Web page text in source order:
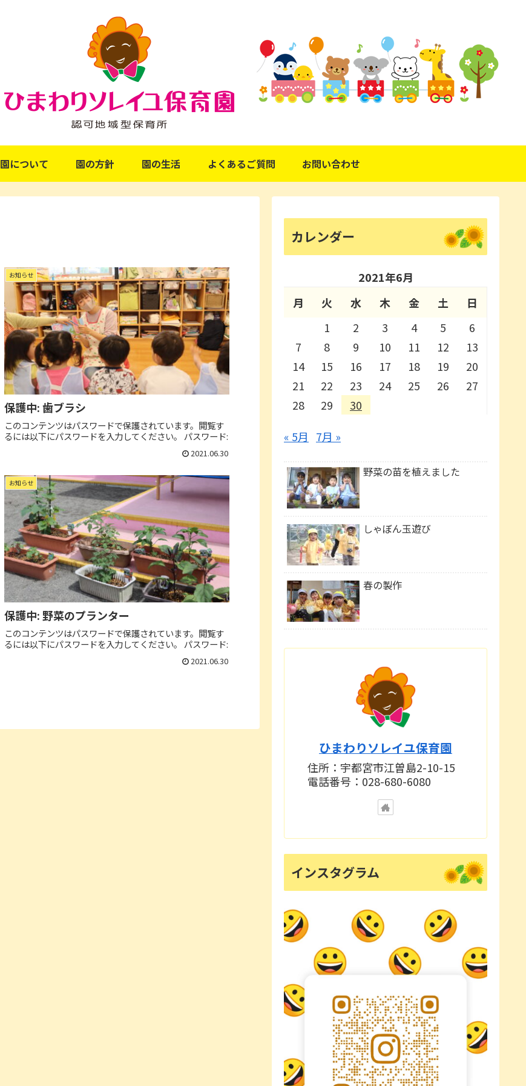
園について 園の方針 園の生活 よくあるご質問 お問い合わせ
お知らせ
保護中: 歯ブラシ
このコンテンツはパスワードで保護されています。閲覧す
るには以下にパスワードを入力してください。 パスワード:
2021.06.30
お知らせ
保護中: 野菜のプランター
このコンテンツはパスワードで保護されています。閲覧す
るには以下にパスワードを入力してください。 パスワード:
2021.06.30
カレンダー
2021年6月
月
火 水 木 金 土
日
1
2 3 4 5
6
7
8 9 10 11 12
13
14
15 16 17 18 19
20
21
22 23 24 25 26
27
28
29
30
« 5月
7月 »
野菜の苗を植えました
しゃぼん玉遊び
春の製作
ひまわりソレイユ保育園
住所：宇都宮市江曽島2-10-15
電話番号：028-680-6080
インスタグラム